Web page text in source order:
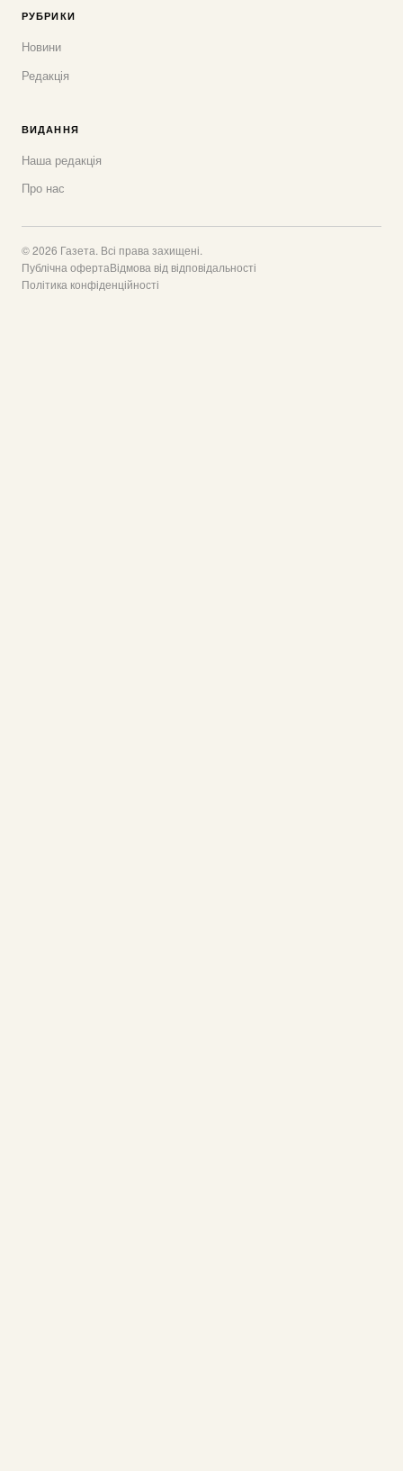
РУБРИКИ
Новини
Редакція
ВИДАННЯ
Наша редакція
Про нас
© 2026 Газета. Всі права захищені.
Публічна офертаВідмова від відповідальності
Політика конфіденційності